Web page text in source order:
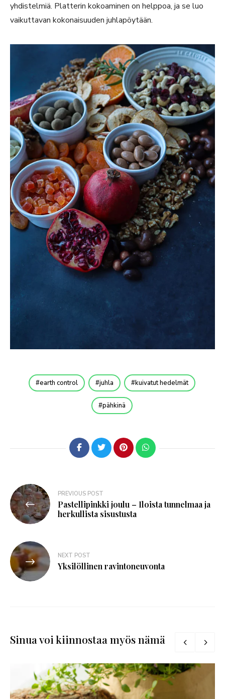
yhdistelmiä. Platterin kokoaminen on helppoa, ja se luo
vaikuttavan kokonaisuuden juhlapöytään.
earth control juhla kuivatut hedelmät
pähkinä
PREVIOUS POST
Pastellipinkki joulu – Iloista tunnelmaa ja
herkullista sisustusta
NEXT POST
Yksilöllinen ravintoneuvonta
Sinua voi kiinnostaa myös nämä